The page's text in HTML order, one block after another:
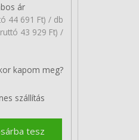
ár
44 691 Ft) / db
43 929 Ft) /
kapom meg?
szállítás
tesz